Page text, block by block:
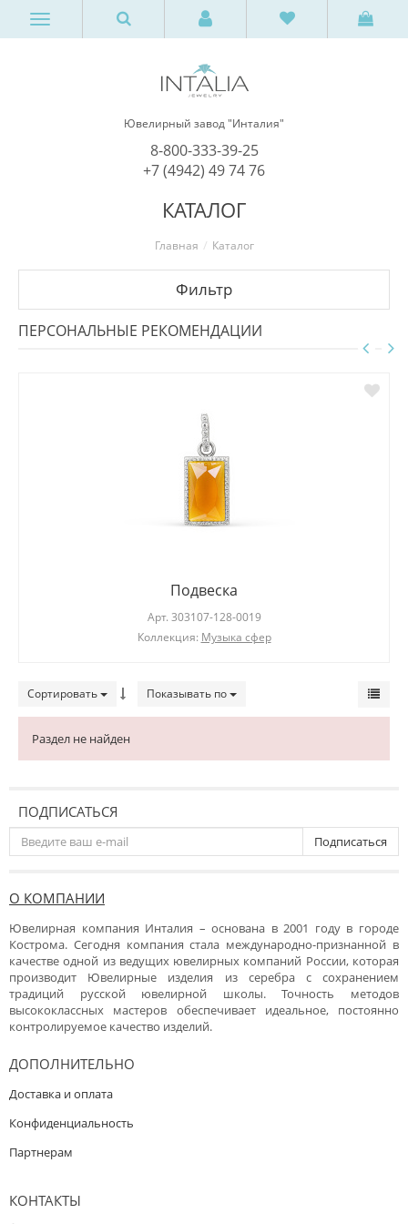
Ювелирный завод "Инталия"
8-800-333-39-25
+7 (4942) 49 74 76
КАТАЛОГ
Главная Каталог
Фильтр
ПЕРСОНАЛЬНЫЕ РЕКОМЕНДАЦИИ
Подвеска
Арт. 303107-128-0019
Коллекция: Музыка сфер
Сортировать Показывать по
Раздел не найден
ПОДПИСАТЬСЯ
Подписаться
О КОМПАНИИ
Ювелирная компания Инталия – основана в 2001 году в городе
Кострома. Сегодня компания стала международно-признанной в
качестве одной из ведущих ювелирных компаний России, которая
производит Ювелирные изделия из серебра с сохранением
традиций русской ювелирной школы. Точность методов
высококлассных мастеров обеспечивает идеальное, постоянно
контролируемое качество изделий.
ДОПОЛНИТЕЛЬНО
Доставка и оплата
Конфиденциальность
Партнерам
КОНТАКТЫ